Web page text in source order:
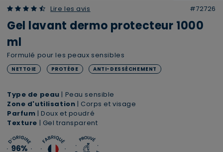
4.93 out of 5 Customer Rating
Lire les avis #72726
Gel lavant dermo protecteur 1000
ml
Formulé pour les peaux sensibles
NETTOIE PROTÈGE ANTI-DESSÈCHEMENT
Type de peau | Peau sensible
Zone d'utilisation | Corps et visage
Parfum | Doux et poudré
Texture | Gel transparent